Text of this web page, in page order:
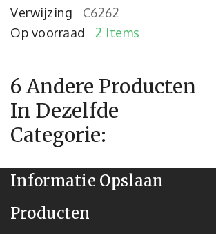
Verwijzing
C6262
Op voorraad
2 Items
6 Andere Producten
In Dezelfde
Categorie:
Informatie Opslaan
Producten